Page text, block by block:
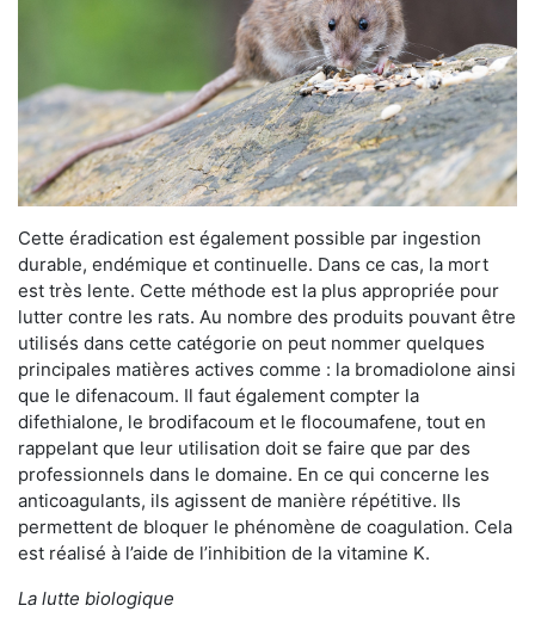
Cette éradication est également possible par ingestion
durable, endémique et continuelle. Dans ce cas, la mort
est très lente. Cette méthode est la plus appropriée pour
lutter contre les rats. Au nombre des produits pouvant être
utilisés dans cette catégorie on peut nommer quelques
principales matières actives comme : la bromadiolone ainsi
que le difenacoum. Il faut également compter la
difethialone, le brodifacoum et le flocoumafene, tout en
rappelant que leur utilisation doit se faire que par des
professionnels dans le domaine. En ce qui concerne les
anticoagulants, ils agissent de manière répétitive. Ils
permettent de bloquer le phénomène de coagulation. Cela
est réalisé à l’aide de l’inhibition de la vitamine K.
La lutte biologique